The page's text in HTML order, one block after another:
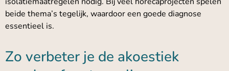
beide thema’s tegelijk, waardoor een goede diagnose
essentieel is.
Zo verbeter je de akoestiek